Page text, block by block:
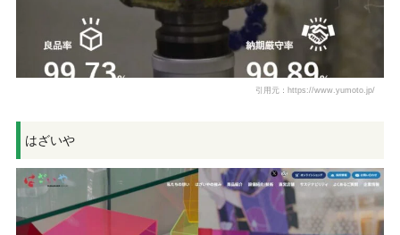
引用元：https://www.yumoto.jp/
はざいや